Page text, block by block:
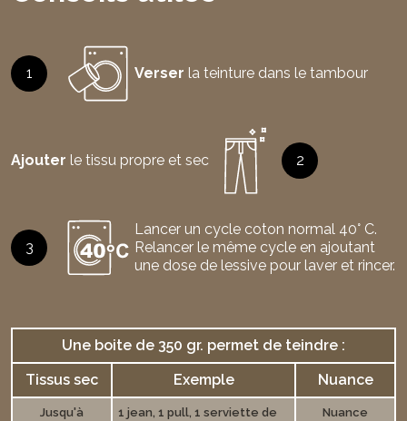
1 Verser la teinture dans le tambour
Ajouter le tissu propre et sec 2
3
Lancer un cycle coton normal 40° C.
Relancer le même cycle en ajoutant
une dose de lessive pour laver et rincer.
Une boite de 350 gr. permet de teindre :
Tissus sec
Exemple Nuance
Jusqu'à
1 jean, 1 pull, 1 serviette de
Nuance